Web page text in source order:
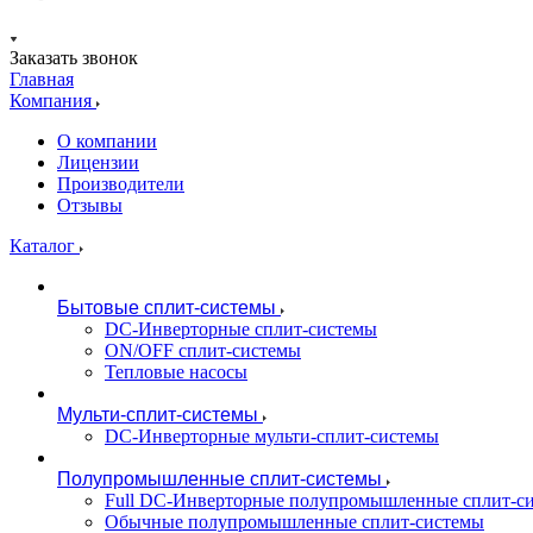
Заказать звонок
Главная
Компания
О компании
Лицензии
Производители
Отзывы
Каталог
Бытовые сплит-системы
DC-Инверторные сплит-системы
ON/OFF сплит-системы
Тепловые насосы
Мульти-сплит-системы
DC-Инверторные мульти-сплит-системы
Полупромышленные сплит-системы
Full DC-Инверторные полупромышленные сплит-
Обычные полупромышленные сплит-системы